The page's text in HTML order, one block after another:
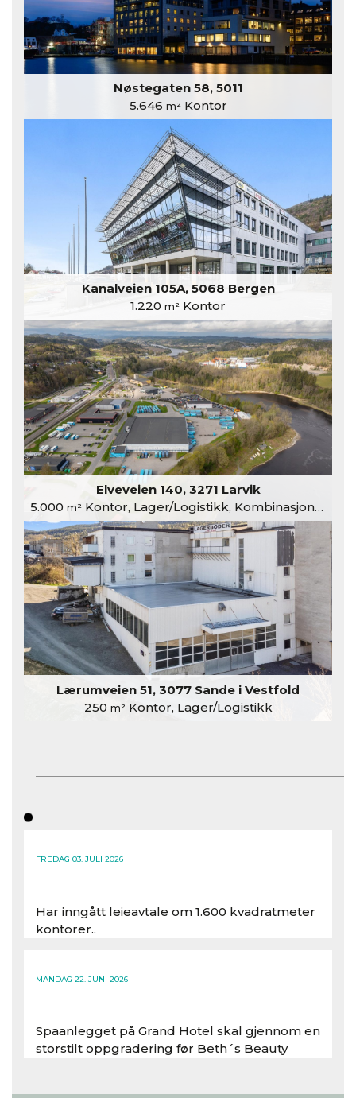
Nøstegaten 58, 5011
5.646 m²Kontor
Kanalveien 105A, 5068 Bergen
1.220 m² Kontor
Elveveien 140, 3271 Larvik
5.000 m²Kontor, Lager/Logistikk, Kombinasjonslokaler
Lærumveien 51, 3077 Sande i Vestfold
250 m²Kontor, Lager/Logistikk
FREDAG 03. JULI 2026
Har inngått leieavtale om 1.600 kvadratmeter
kontorer..
MANDAG 22. JUNI 2026
Spaanlegget på Grand Hotel skal gjennom en
storstilt oppgradering før Beth´s Beauty